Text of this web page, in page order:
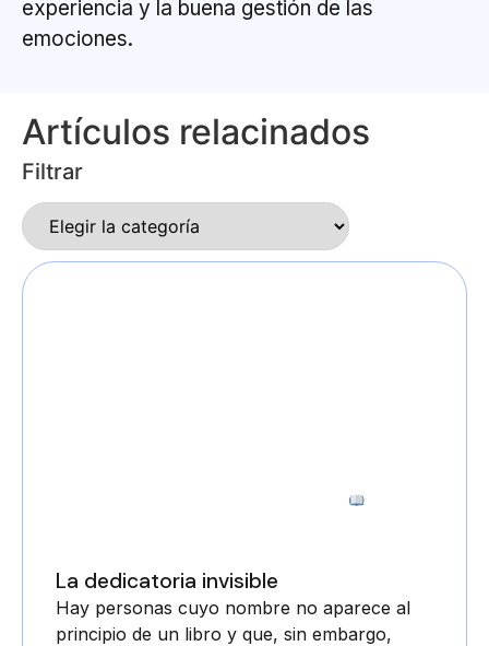
experiencia y la buena gestión de las
emociones.
Artículos relacinados
Filtrar
La dedicatoria invisible
Hay personas cuyo nombre no aparece al
principio de un libro y que, sin embargo,